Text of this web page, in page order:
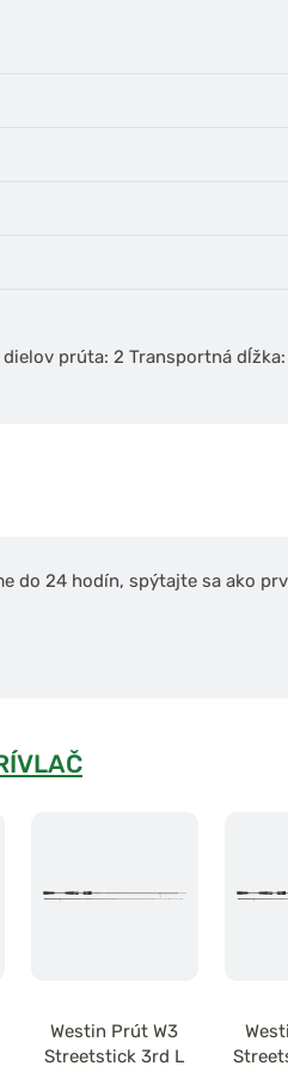
prúta: 2 Transportná
do 24 hodín, spýtajte sa ako
Westin Prút W3
Streetstick 3rd L